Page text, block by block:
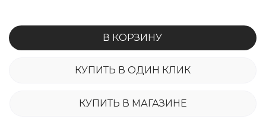
В КОРЗИНУ
КУПИТЬ В ОДИН КЛИК
КУПИТЬ В МАГАЗИНЕ